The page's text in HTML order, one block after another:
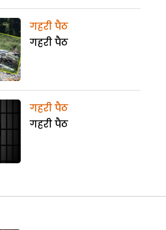
गहरी पैठ
गहरी पैठ
गहरी पैठ
गहरी पैठ